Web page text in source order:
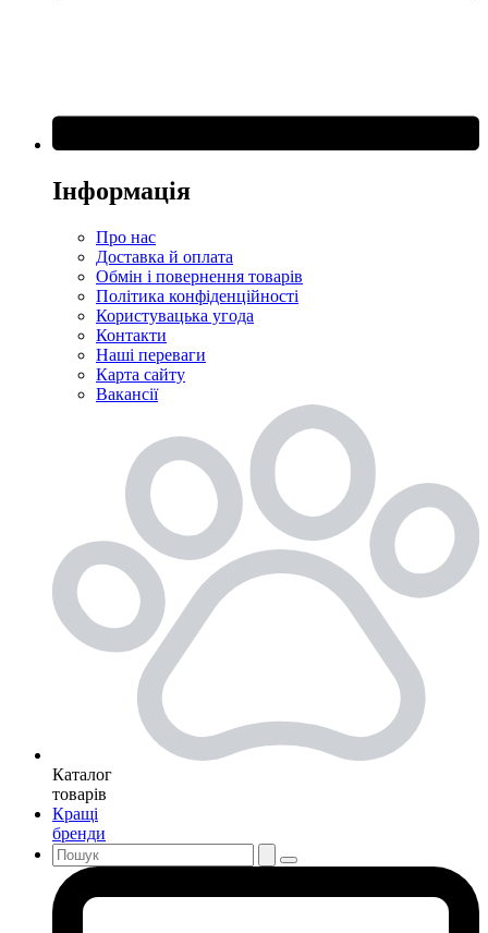
Інформація
Про нас
Доставка й оплата
Обмін і повернення товарів
Політика конфіденційності
Користувацька угода
Контакти
Наші переваги
Карта сайту
Вакансії
Каталог
товарів
Кращі
бренди